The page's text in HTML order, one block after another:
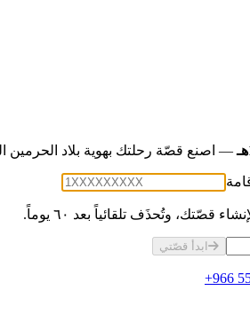
— اصنع قصّة رحلتك بهوية بلاد الحرمين
وتُحذَف تلقائياً بعد ٦٠ يوماً.
ابدأ قصّتي
+966